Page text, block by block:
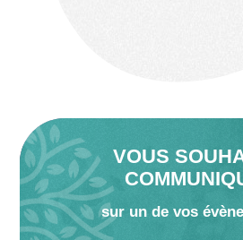
VOUS
sur un de vos